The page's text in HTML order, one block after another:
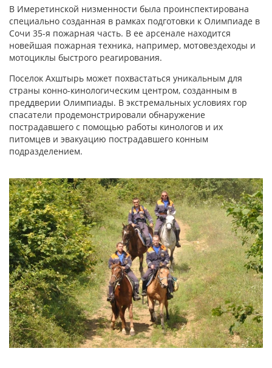
В Имеретинской низменности была проинспектирована
специально созданная в рамках подготовки к Олимпиаде в
Сочи 35-я пожарная часть. В ее арсенале находится
новейшая пожарная техника, например, мотовездеходы и
мотоциклы быстрого реагирования.
Поселок Ахштырь может похвастаться уникальным для
страны конно-кинологическим центром, созданным в
преддверии Олимпиады. В экстремальных условиях гор
спасатели продемонстрировали обнаружение
пострадавшего с помощью работы кинологов и их
питомцев и эвакуацию пострадавшего конным
подразделением.